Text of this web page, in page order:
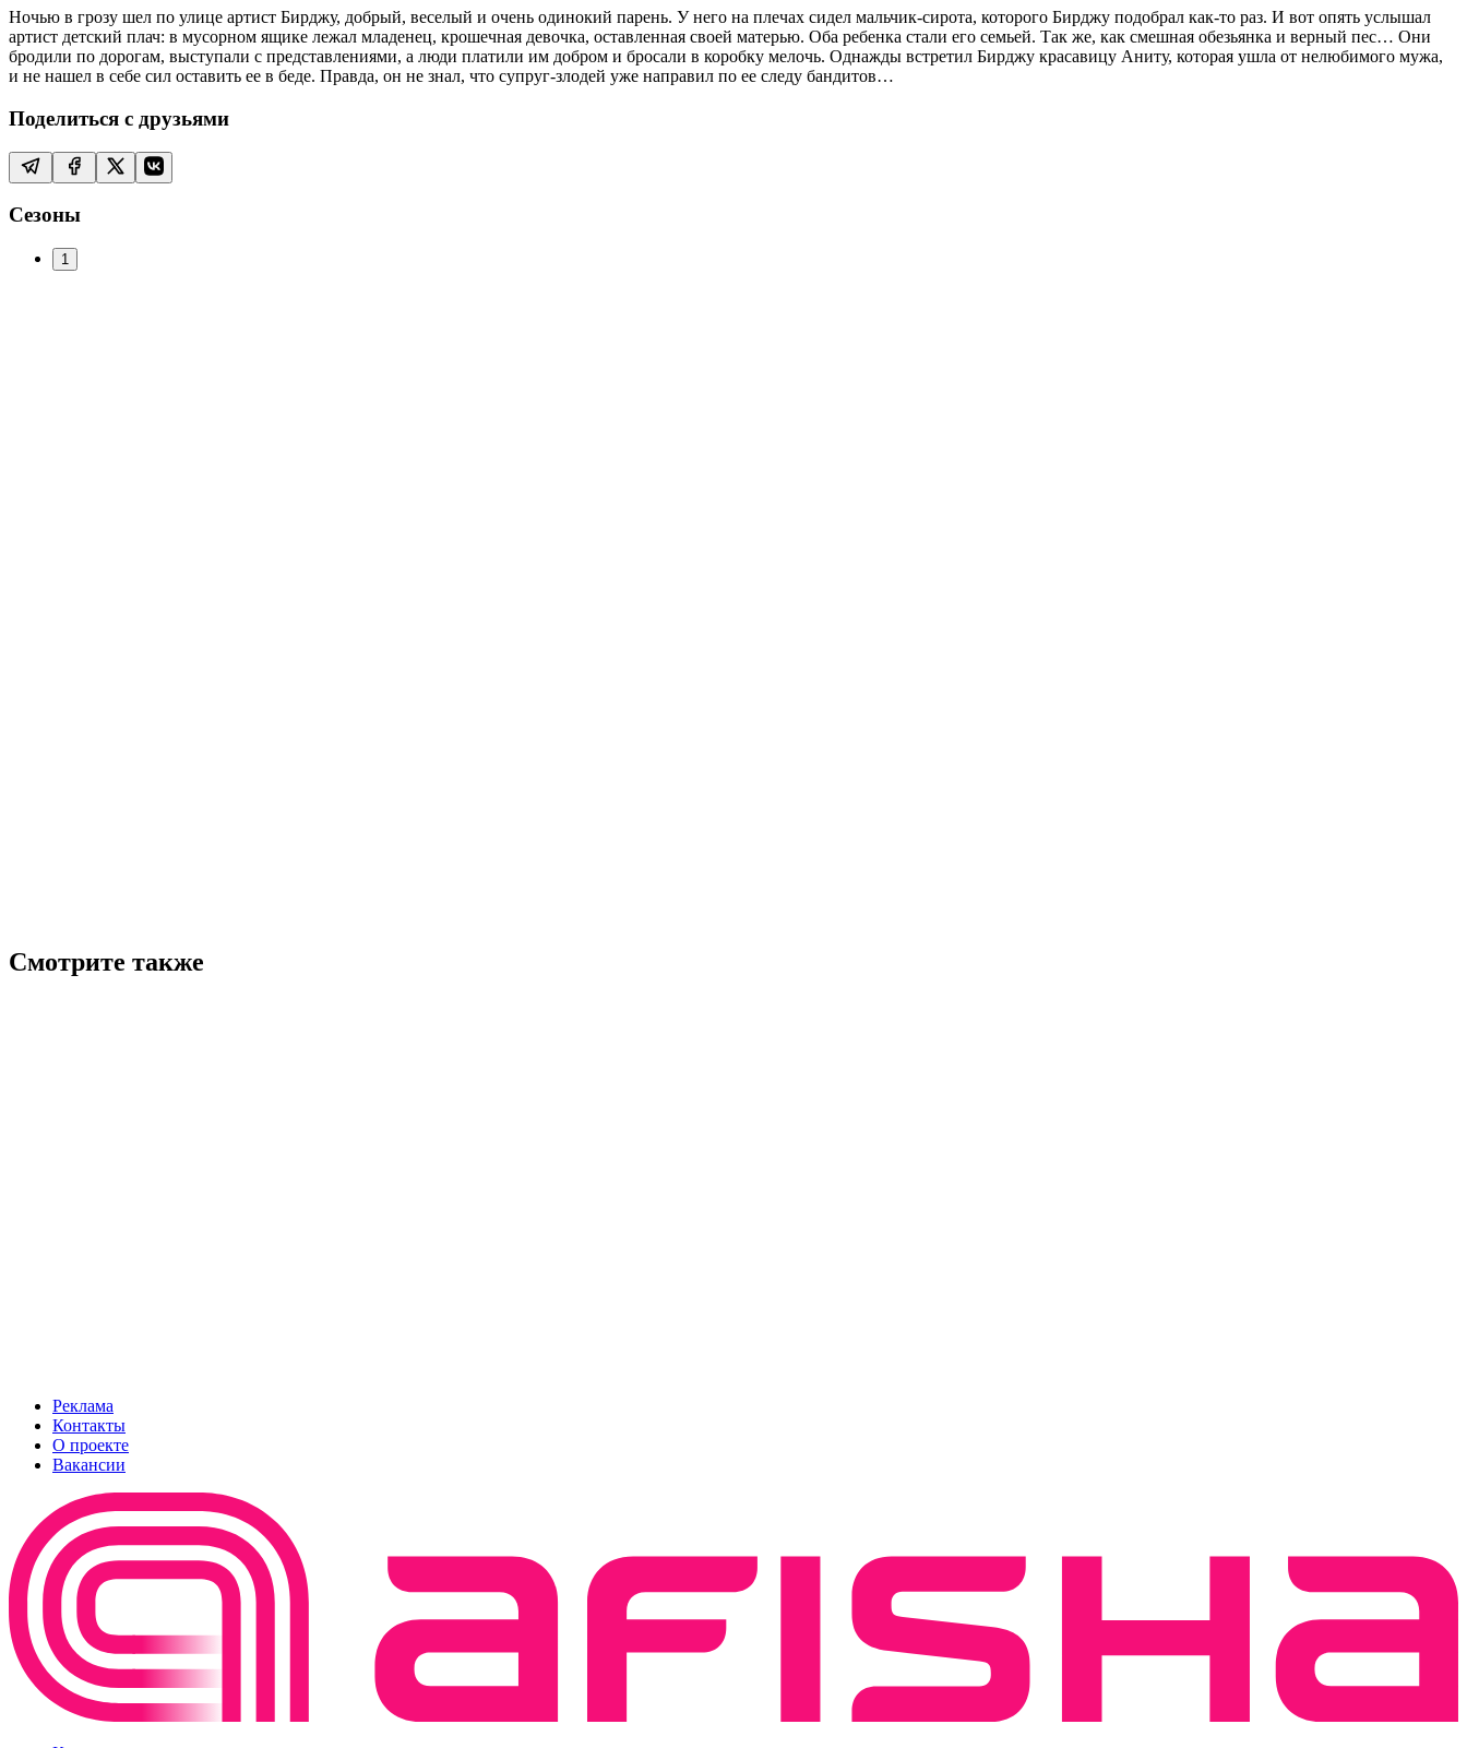
Ночью в грозу шел по улице артист Бирджу, добрый, веселый и очень одинокий парень. У него на плечах сидел мальчик-сирота, которого Бирджу подобрал как-то раз. И вот опять услышал
артист детский плач: в мусорном ящике лежал младенец, крошечная девочка, оставленная своей матерью. Оба ребенка стали его семьей. Так же, как смешная обезьянка и верный пес… Они
бродили по дорогам, выступали с представлениями, а люди платили им добром и бросали в коробку мелочь. Однажды встретил Бирджу красавицу Аниту, которая ушла от нелюбимого мужа,
и не нашел в себе сил оставить ее в беде. Правда, он не знал, что супруг-злодей уже направил по ее следу бандитов…
Поделиться с друзьями
Сезоны
1
Смотрите также
Реклама
Контакты
О проекте
Вакансии